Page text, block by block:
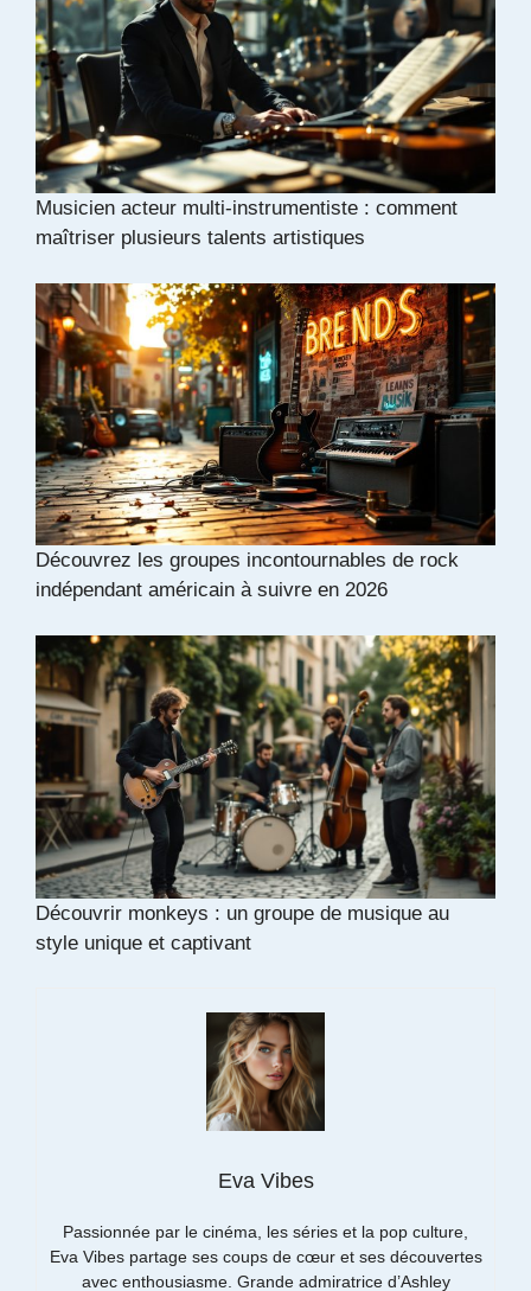
Musicien acteur multi-instrumentiste : comment
maîtriser plusieurs talents artistiques
Découvrez les groupes incontournables de rock
indépendant américain à suivre en 2026
Découvrir monkeys : un groupe de musique au
style unique et captivant
Eva Vibes
Passionnée par le cinéma, les séries et la pop culture,
Eva Vibes partage ses coups de cœur et ses découvertes
avec enthousiasme. Grande admiratrice d’Ashley